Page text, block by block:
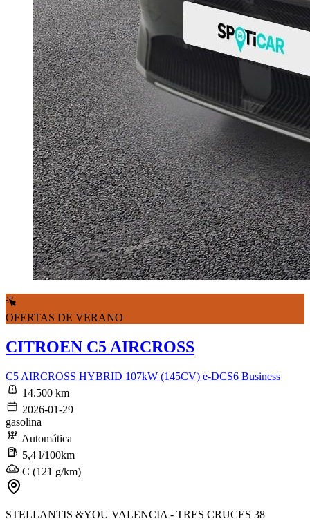
OFERTAS DE VERANO
CITROEN C5 AIRCROSS
C5 AIRCROSS HYBRID 107kW (145CV) e-DCS6 Business
14.500 km
2026-01-29
gasolina
Automática
5,4 l/100km
C (121 g/km)
STELLANTIS &YOU VALENCIA - TRES CRUCES 38